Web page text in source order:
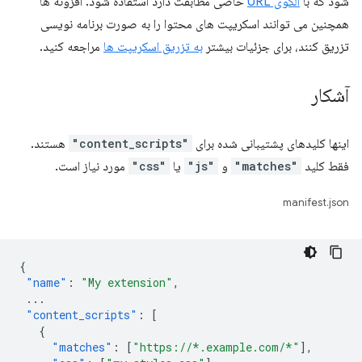
همچنین می توانند اسکریپت های محتوا را به صورت برنامه نویسی
تزریق کنند، برای جزئیات بیشتر به تزریق اسکریپت ها مراجعه کنید.
آشکار
اینها کلیدهای پشتیبانی شده برای "content_scripts"
هستند.
فقط کلید
"matches" و "js" یا "css" مورد نیاز است.
manifest.json
{
"name" : "My extension" ,
...
"content_scripts" :
[
{
"matches" : [ "https://*.example.com/*" ],